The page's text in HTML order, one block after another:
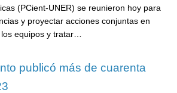
(PCient-UNER) se reunieron hoy para
y proyectar acciones conjuntas en
equipos y tratar…
publicó más de cuarenta